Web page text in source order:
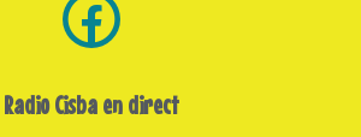
Radio Cisba en direct